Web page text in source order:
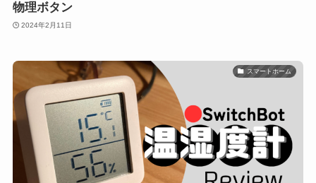
物理ボタン
2024年2月11日
スマートホーム